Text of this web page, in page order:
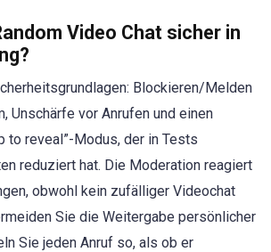
Video Chat sicher in
Blockieren/Melden
Unschärfe vor Anrufen und einen
to reveal”-Modus, der in Tests
reduziert hat. Die Moderation reagiert
obwohl kein zufälliger Videochat
Sie die Weitergabe persönlicher
Sie jeden Anruf so, als ob er